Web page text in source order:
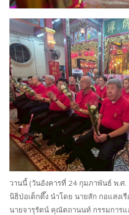
วานนี้ (วันอังคารที่ 24 กุมภาพันธ์ พ.ศ.
นิธิป่อเต็กตึ๊ง นำโดย นายสัก กอแสงเ
นายจารุรัตน์ คุณัตถานนท์ กรรมการ